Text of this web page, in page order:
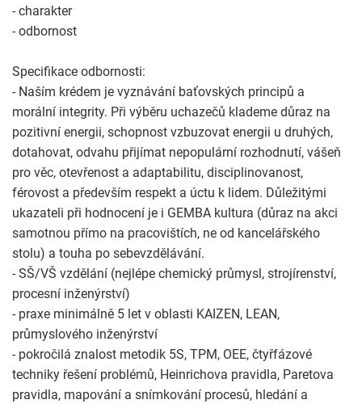
- charakter
- odbornost
Specifikace odbornosti:
- Naším krédem je vyznávání baťovských principů a
morální integrity. Při výběru uchazečů klademe důraz na
pozitivní energii, schopnost vzbuzovat energii u druhých,
dotahovat, odvahu přijímat nepopulární rozhodnutí, vášeň
pro věc, otevřenost a adaptabilitu, disciplinovanost,
férovost a především respekt a úctu k lidem. Důležitými
ukazateli při hodnocení je i GEMBA kultura (důraz na akci
samotnou přímo na pracovištích, ne od kancelářského
stolu) a touha po sebevzdělávání.
- SŠ/VŠ vzdělání (nejlépe chemický průmysl, strojírenství,
procesní inženýrství)
- praxe minimálně 5 let v oblasti KAIZEN, LEAN,
průmyslového inženýrství
- pokročilá znalost metodik 5S, TPM, OEE, čtyřfázové
techniky řešení problémů, Heinrichova pravidla, Paretova
pravidla, mapování a snímkování procesů, hledání a